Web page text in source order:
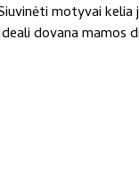
motyvai
dovana mamos